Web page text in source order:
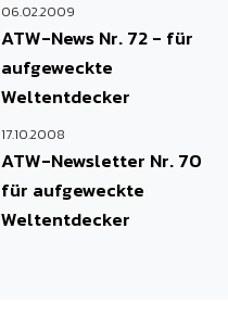
06.02.2009
ATW-News Nr. 72 - für
aufgeweckte
Weltentdecker
17.10.2008
ATW-Newsletter Nr. 70
für aufgeweckte
Weltentdecker